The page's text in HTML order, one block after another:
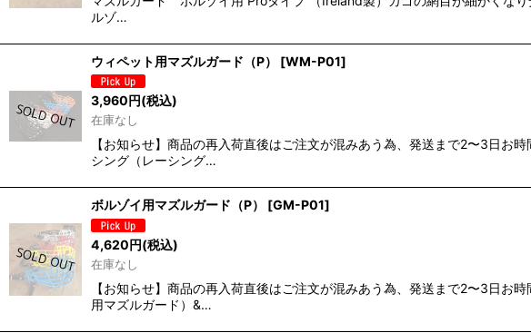
ルゾ…
ウィペット用マズルガード（P） [WM-P01]
3,960円(税込)
在庫なし
【お知らせ】商品の再入荷直後はご注文が混みあう為、発送まで2〜3日
シング（レーシング…
ボルゾイ用マズルガード（P） [GM-P01]
4,620円(税込)
在庫なし
【お知らせ】商品の再入荷直後はご注文が混みあう為、発送まで2〜3日
用マズルガード）&…